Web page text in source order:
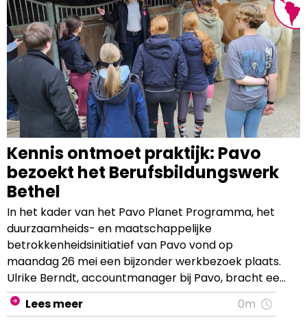
Kennis ontmoet praktijk: Pavo
bezoekt het Berufsbildungswerk
Bethel
In het kader van het Pavo Planet Programma, het
duurzaamheids- en maatschappelijke
betrokkenheidsinitiatief van Pavo vond op
maandag 26 mei een bijzonder werkbezoek plaats.
Ulrike Berndt, accountmanager bij Pavo, bracht een
bezoek aan het Berufsbildungswerk (BBW) Bethel
om jongeren met een afstand tot de arbeidsmarkt
Lees meer 0m